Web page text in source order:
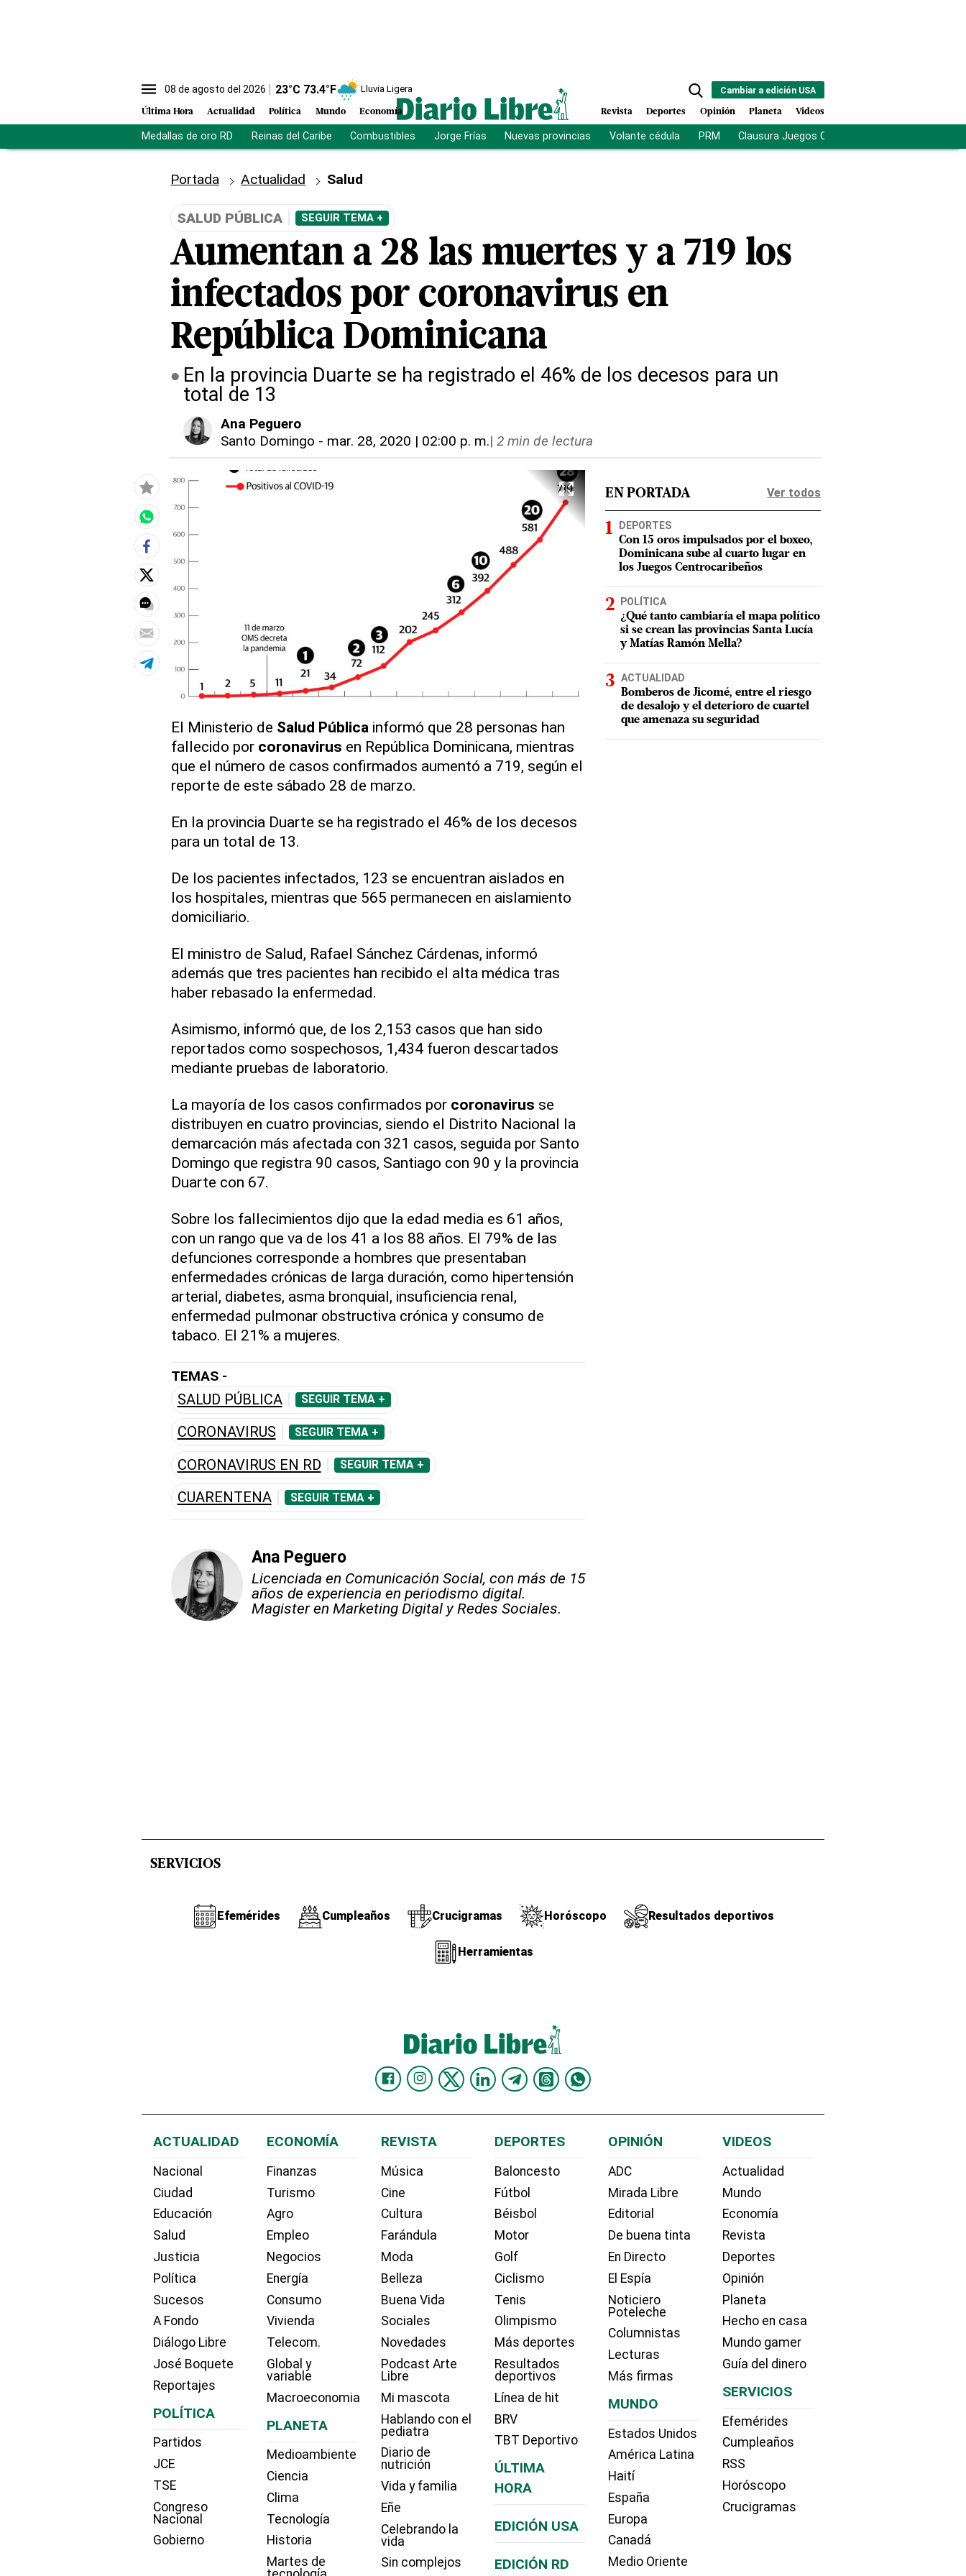
08 de agosto del 2026 23°C 73.4°F Lluvia Ligera
Última Hora Actualidad Política Mundo Economía
Cambiar a edición USA
Revista Deportes Opinión Planeta Videos
Medallas de oro RD Reinas del Caribe Combustibles Jorge Frías Nuevas provincias Volante cédula PRM Clausura Juegos Centroamericanos
Portada Actualidad Salud
SALUD PÚBLICA SEGUIR TEMA +
Aumentan a 28 las muertes y a 719 los
infectados por coronavirus en
República Dominicana
En la provincia Duarte se ha registrado el 46% de los decesos para un
total de 13
Ana Peguero
Santo Domingo - mar. 28, 2020 | 02:00 p. m.| 2 min de lectura
El Ministerio de Salud Pública informó que 28 personas han
fallecido por coronavirus en República Dominicana, mientras
que el número de casos confirmados aumentó a 719, según el
reporte de este sábado 28 de marzo.
En la provincia Duarte se ha registrado el 46% de los decesos
para un total de 13.
De los pacientes infectados, 123 se encuentran aislados en
los hospitales, mientras que 565 permanecen en aislamiento
domiciliario.
El ministro de Salud, Rafael Sánchez Cárdenas, informó
además que tres pacientes han recibido el alta médica tras
haber rebasado la enfermedad.
Asimismo, informó que, de los 2,153 casos que han sido
reportados como sospechosos, 1,434 fueron descartados
mediante pruebas de laboratorio.
La mayoría de los casos confirmados por coronavirus se
distribuyen en cuatro provincias, siendo el Distrito Nacional la
demarcación más afectada con 321 casos, seguida por Santo
Domingo que registra 90 casos, Santiago con 90 y la provincia
Duarte con 67.
Sobre los fallecimientos dijo que la edad media es 61 años,
con un rango que va de los 41 a los 88 años. El 79% de las
defunciones corresponde a hombres que presentaban
enfermedades crónicas de larga duración, como hipertensión
arterial, diabetes, asma bronquial, insuficiencia renal,
enfermedad pulmonar obstructiva crónica y consumo de
tabaco. El 21% a mujeres.
TEMAS -
SALUD PÚBLICA SEGUIR TEMA +
CORONAVIRUS SEGUIR TEMA +
CORONAVIRUS EN RD SEGUIR TEMA +
CUARENTENA SEGUIR TEMA +
Ana Peguero
Licenciada en Comunicación Social, con más de 15
años de experiencia en periodismo digital.
Magister en Marketing Digital y Redes Sociales.
EN PORTADA Ver todos
DEPORTES
Con 15 oros impulsados por el boxeo,
Dominicana sube al cuarto lugar en
los Juegos Centrocaribeños
POLÍTICA
¿Qué tanto cambiaría el mapa político
si se crean las provincias Santa Lucía
y Matías Ramón Mella?
ACTUALIDAD
Bomberos de Jicomé, entre el riesgo
de desalojo y el deterioro de cuartel
que amenaza su seguridad
SERVICIOS
Efemérides Cumpleaños Crucigramas Horóscopo Resultados deportivos
Herramientas
ACTUALIDAD
Nacional
Ciudad
Educación
Salud
Justicia
Política
Sucesos
A Fondo
Diálogo Libre
José Boquete
Reportajes
POLÍTICA
Partidos
JCE
TSE
Congreso
Nacional
Gobierno
ECONOMÍA
Finanzas
Turismo
Agro
Empleo
Negocios
Energía
Consumo
Vivienda
Telecom.
Global y
variable
Macroeconomia
PLANETA
Medioambiente
Ciencia
Clima
Tecnología
Historia
Martes de
REVISTA
Música
Cine
Cultura
Farándula
Moda
Belleza
Buena Vida
Sociales
Novedades
Podcast Arte
Libre
Mi mascota
Hablando con el
pediatra
Diario de
nutrición
Vida y familia
Eñe
Celebrando la
vida
Sin complejos
DEPORTES
Baloncesto
Fútbol
Béisbol
Motor
Golf
Ciclismo
Tenis
Olimpismo
Más deportes
Resultados
deportivos
Línea de hit
BRV
TBT Deportivo
ÚLTIMA
HORA
EDICIÓN USA
EDICIÓN RD
OPINIÓN
ADC
Mirada Libre
Editorial
De buena tinta
En Directo
El Espía
Noticiero
Poteleche
Columnistas
Lecturas
Más firmas
MUNDO
Estados Unidos
América Latina
Haití
España
Europa
Canadá
Medio Oriente
VIDEOS
Actualidad
Mundo
Economía
Revista
Deportes
Opinión
Planeta
Hecho en casa
Mundo gamer
Guía del dinero
SERVICIOS
Efemérides
Cumpleaños
RSS
Horóscopo
Crucigramas